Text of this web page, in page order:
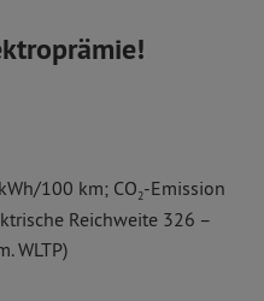
elegant, robust,
Assistenzsysteme. Hier z.
Auto™,
u. a. Spurhalteassistent,
100 km; CO2-Emission
Reichweite 326 –
WLTP)